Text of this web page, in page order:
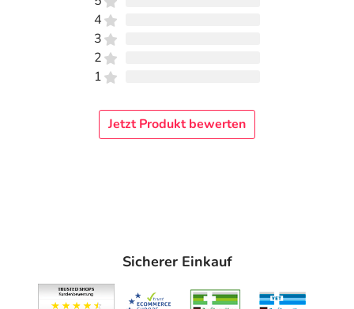
4
3
2
1
Jetzt Produkt bewerten
Sicherer Einkauf